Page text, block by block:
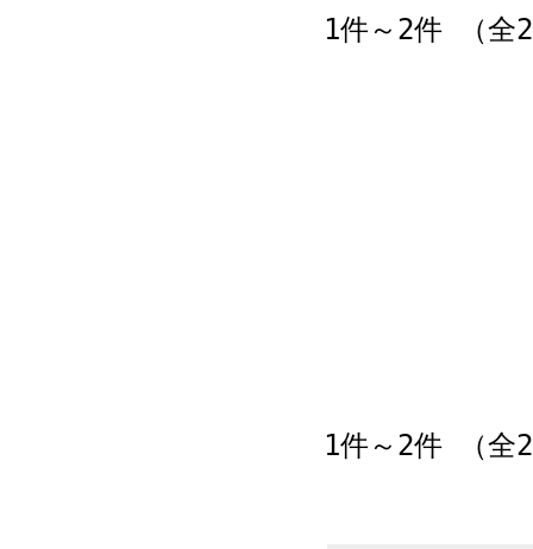
1件～2件 （全
1件～2件 （全